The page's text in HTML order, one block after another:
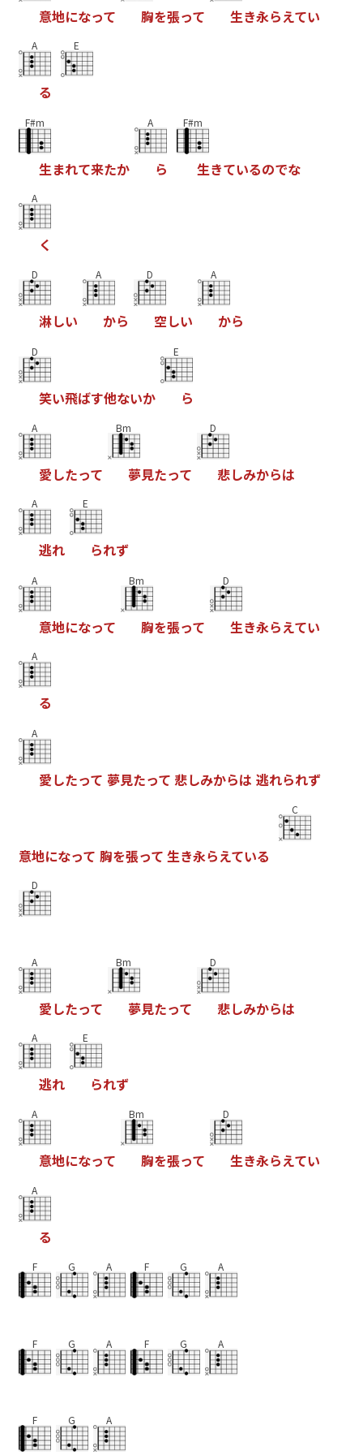
意地になって 胸を張って 生き永らえてい
A
る
E
F#m
生まれて来たか
A
ら
F#m
生きているのでな
A
く
D
淋しい
A
から
D
空しい
A
から
D
笑い飛ばす他ないか
E
ら
A
愛したって
Bm
夢見たって
D
悲しみからは
A
逃れ
E
られず
A
意地になって
Bm
胸を張って
D
生き永らえてい
A
る
A
愛したって 夢見たって 悲しみからは 逃れられず
意地になって 胸を張って 生き永らえている
C
D
A
愛したって
Bm
夢見たって
D
悲しみからは
A
逃れ
E
られず
A
意地になって
Bm
胸を張って
D
生き永らえてい
A
る
F G A F G A
F G A F G A
F G A